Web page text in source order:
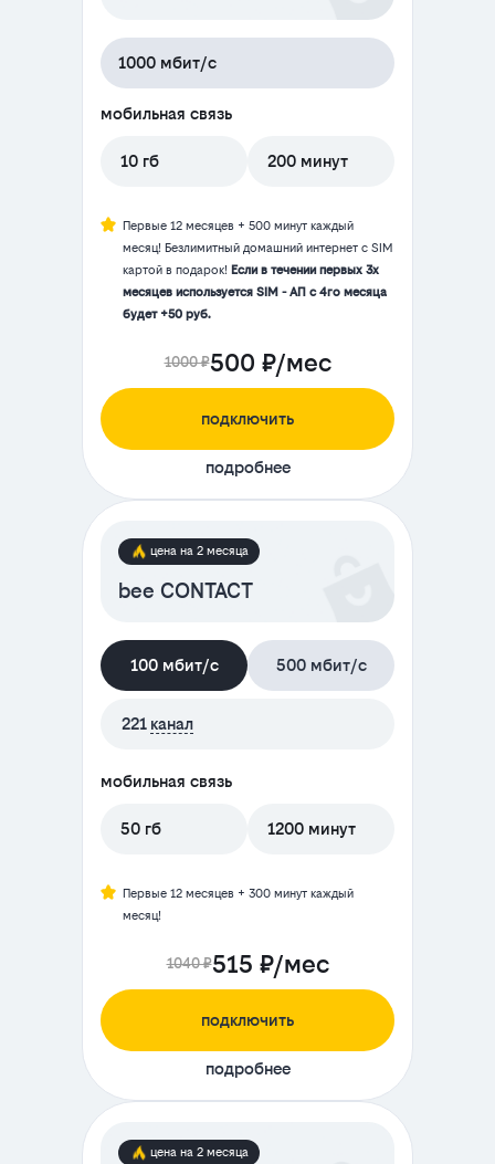
1000 мбит/с
мобильная связь
10 гб 200 минут
Первые 12 месяцев + 500 минут каждый
месяц! Безлимитный домашний интернет с SIM
картой в подарок! Если в течении первых 3х
месяцев используется SIM - АП с 4го месяца
будет +50 руб.
1000 ₽500 ₽/мес
подключить
подробнее
цена на 2 месяца
bee CONTACT
100 мбит/с 500 мбит/с
221 канал
мобильная связь
50 гб 1200 минут
Первые 12 месяцев + 300 минут каждый
месяц!
1040 ₽515 ₽/мес
подключить
подробнее
цена на 2 месяца